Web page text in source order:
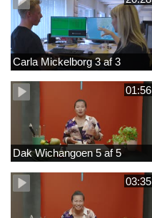
Carla Mickelborg 3 af 3
01:56
Dak Wichangoen 5 af 5
03:35